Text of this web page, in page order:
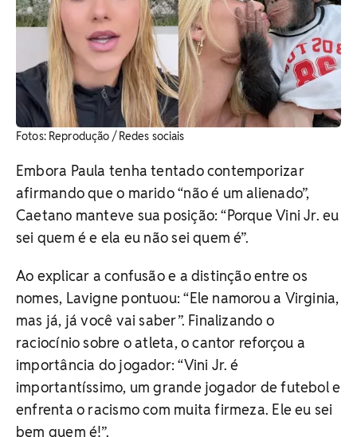
​Fotos: Reprodução / Redes sociais
Embora Paula tenha tentado contemporizar
afirmando que o marido “não é um alienado”,
Caetano manteve sua posição: “Porque Vini Jr. eu
sei quem é e ela eu não sei quem é”.
Ao explicar a confusão e a distinção entre os
nomes, Lavigne pontuou: “Ele namorou a Virginia,
mas já, já você vai saber”. Finalizando o
raciocínio sobre o atleta, o cantor reforçou a
importância do jogador: “Vini Jr. é
importantíssimo, um grande jogador de futebol e
enfrenta o racismo com muita firmeza. Ele eu sei
bem quem é!”.